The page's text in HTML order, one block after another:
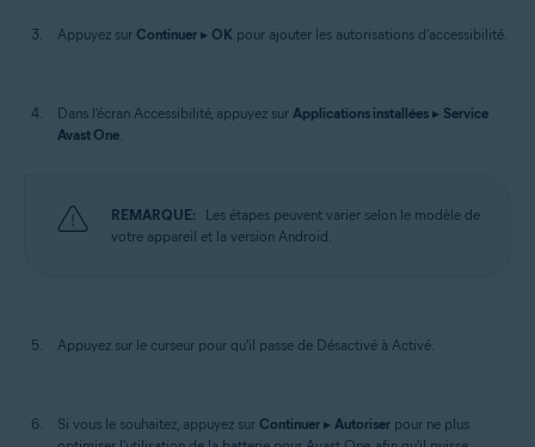
Appuyez sur Continuer ▸ OK pour ajouter les autorisations d'accessibilité.
Dans l'écran Accessibilité, appuyez sur Applications installées ▸ Service
Avast One.
REMARQUE:
Les étapes peuvent varier selon le modèle de
votre appareil et la version Android.
Appuyez sur le curseur pour qu'il passe de Désactivé à Activé.
Si vous le souhaitez, appuyez sur Continuer ▸ Autoriser pour ne plus